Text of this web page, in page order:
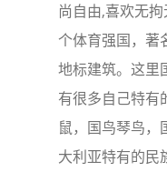
尚自由,喜欢无
个体育强国，著
地标建筑。这里
有很多自己特有
鼠，国鸟琴鸟，
大利亚特有的民